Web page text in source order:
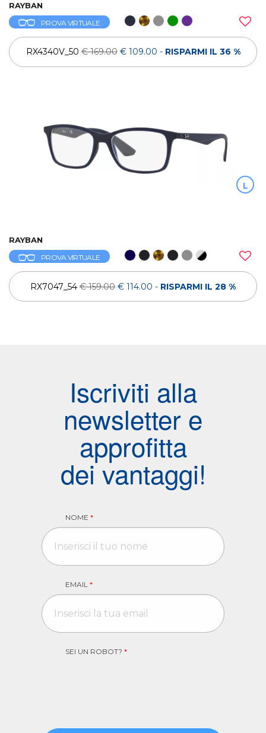
RAYBAN
PROVA VIRTUALE
RX4340V_50€ 169.00 € 109.00 - RISPARMI IL 36 %
L
RAYBAN
PROVA VIRTUALE
RX7047_54 € 159.00 € 114.00 - RISPARMI IL 28 %
Iscriviti alla
newsletter e
approfitta
dei vantaggi!
NOME *
EMAIL *
SEI UN ROBOT? *